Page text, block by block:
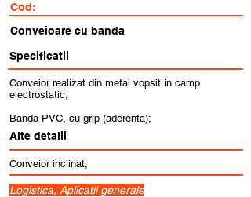
Cod:
Conveioare cu banda
Specificatii
Conveior realizat din metal vopsit in camp
electrostatic;
Banda PVC, cu grip (aderenta);
Alte detalii
Conveior inclinat;
Logistica, Aplicatii generale